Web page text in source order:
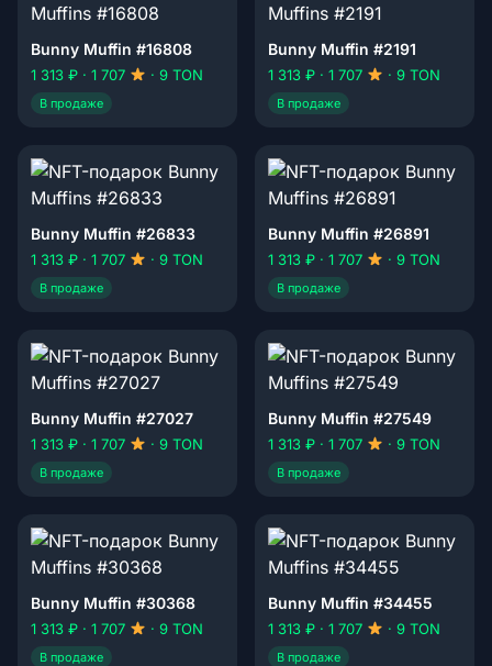
Bunny Muffin #16808
1 313 ₽ · 1 707 · 9 TON
В продаже
Bunny Muffin #2191
1 313 ₽ · 1 707 · 9 TON
В продаже
Bunny Muffin #26833
1 313 ₽ · 1 707 · 9 TON
В продаже
Bunny Muffin #26891
1 313 ₽ · 1 707 · 9 TON
В продаже
Bunny Muffin #27027
1 313 ₽ · 1 707 · 9 TON
В продаже
Bunny Muffin #27549
1 313 ₽ · 1 707 · 9 TON
В продаже
Bunny Muffin #30368
1 313 ₽ · 1 707 · 9 TON
В продаже
Bunny Muffin #34455
1 313 ₽ · 1 707 · 9 TON
В продаже